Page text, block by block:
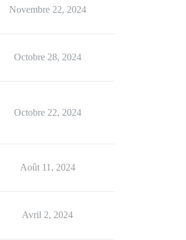
Novembre 22, 2024
Octobre 28, 2024
Octobre 22, 2024
Août 11, 2024
Avril 2, 2024